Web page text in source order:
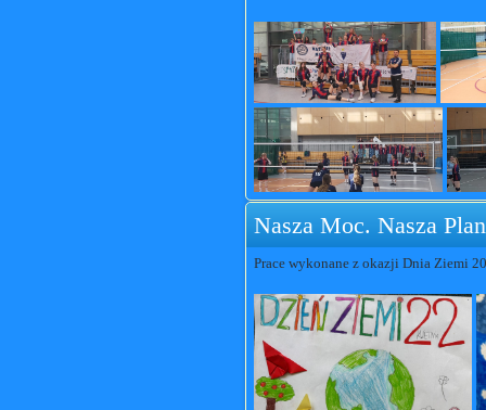
Nasza Moc. Nasza
Prace wykonane z okazji Dnia Ziemi